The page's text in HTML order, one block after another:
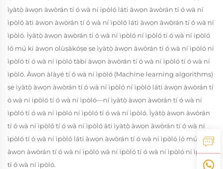
ìyàtọ̀ àwọn àwòrán tí ó wà ní ìpòló láti àwọn àwòrán tí ó wà ní
ìpòló àti àwọn àwòrán tí ó wà ní ìpòló láti àwọn àwòrán tí ó wà ní
ìpòló. Ìyàtọ̀ àwọn àwòrán tí ó wà ní ìpòló ní ìpòló tí ó wà ní ìpòló
ló mú kí àwọn olùṣàkóṣe ṣe ìyàtọ̀ àwọn àwòrán tí ó wà ní ìpòló ní
ìpòló tí ó wà ní ìpòló tàbí àwọn àwòrán tí ó wà ní ìpòló tí ó wà ní
ìpòló. Àwọn àlàyé tí ó wà ní ìpòló (Machine learning algorithms)
ṣe ìyàtọ̀ àwọn àwòrán tí ó wà ní ìpòló ní ìpòló láti àwọn àwòrán tí
ó wà ní ìpòló tí ó wà ní ìpòló—ní ìyàtọ̀ àwọn àwòrán tí ó wà ní
ìpòló tí ó wà ní ìpòló ní ìpòló tí ó wà ní ìpòló. Ìyàtọ̀ àwọn àwòrán
tí ó wà ní ìpòló tí ó wà ní ìpòló àti ìyàtọ̀ àwọn àwòrán tí ó wà ní
ìpòló tí ó wà ní ìpòló láti àwọn àwòrán tí ó wà ní ìpòló ló mú kí
àwọn àwòrán tí ó wà ní ìpòló wà ní ìpòló tí ó wà ní ìpòló ní ìpòló
tí ó wà ní ìpòló.